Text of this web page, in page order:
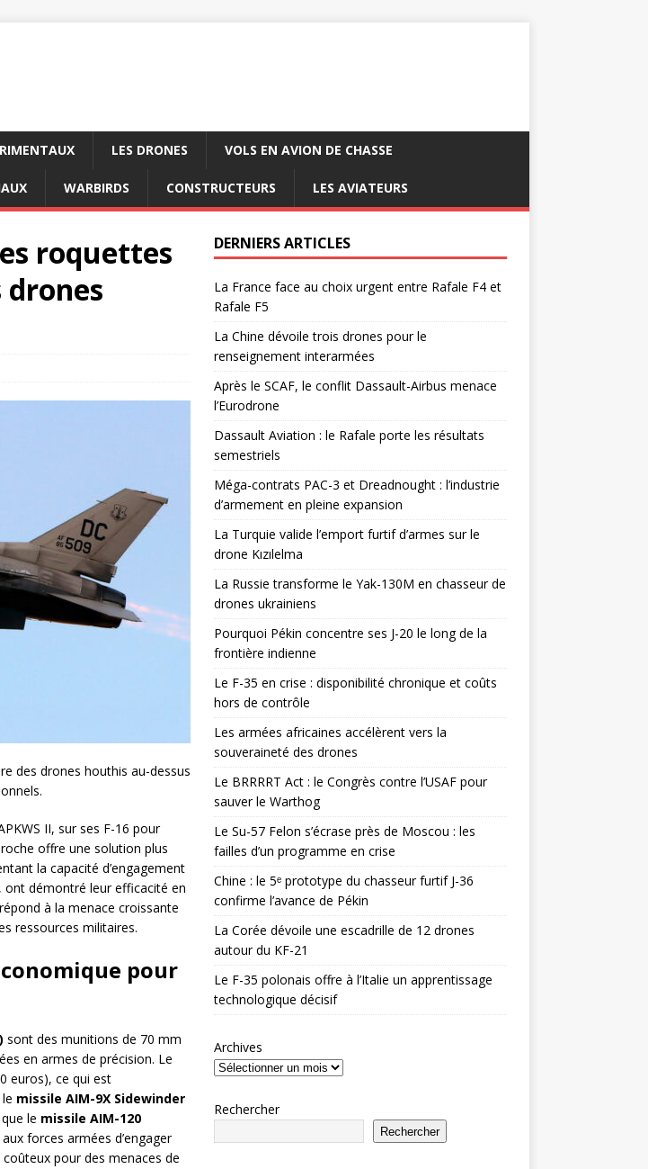
LES DRONES VOLS EN AVION DE CHASSE
WARBIRDS CONSTRUCTEURS LES AVIATEURS
roquettes
des drones houthis au-dessus
II, sur ses F-16 pour
offre une solution plus
la capacité d’engagement
ont démontré leur efficacité en
à la menace croissante
ressources militaires.
pour
sont des munitions de 70 mm
en armes de précision. Le
euros), ce qui est
missile AIM-9X Sidewinder
le missile AIM-120
forces armées d’engager
pour des menaces de
DERNIERS ARTICLES
La France face au choix urgent entre Rafale F4 et
Rafale F5
La Chine dévoile trois drones pour le
renseignement interarmées
Après le SCAF, le conflit Dassault-Airbus menace
l’Eurodrone
Dassault Aviation : le Rafale porte les résultats
semestriels
Méga-contrats PAC-3 et Dreadnought : l’industrie
d’armement en pleine expansion
La Turquie valide l’emport furtif d’armes sur le
drone Kızılelma
La Russie transforme le Yak-130M en chasseur de
drones ukrainiens
Pourquoi Pékin concentre ses J-20 le long de la
frontière indienne
Le F-35 en crise : disponibilité chronique et coûts
hors de contrôle
Les armées africaines accélèrent vers la
souveraineté des drones
Le BRRRRT Act : le Congrès contre l’USAF pour
sauver le Warthog
Le Su-57 Felon s’écrase près de Moscou : les
failles d’un programme en crise
Chine : le 5ᵉ prototype du chasseur furtif J-36
confirme l’avance de Pékin
La Corée dévoile une escadrille de 12 drones
autour du KF-21
Le F-35 polonais offre à l’Italie un apprentissage
technologique décisif
Archives
Rechercher
Rechercher